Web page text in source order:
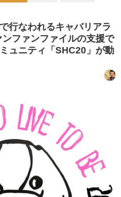
行なわれるキャバリアラ
ファンファイルの支援で
ュニティ「SHC20」が動